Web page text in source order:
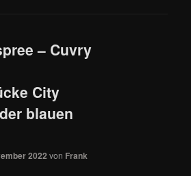
– Cuvry
City
blauen
2022 von Frank